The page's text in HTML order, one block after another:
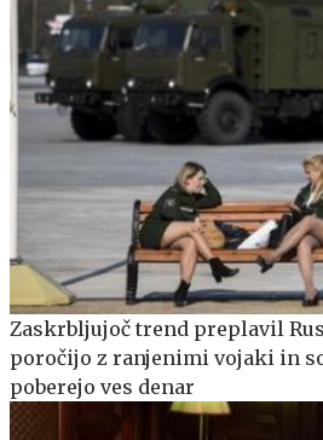
Zaskrbljujoč trend preplavil
poročijo z ranjenimi vojaki in
poberejo ves denar